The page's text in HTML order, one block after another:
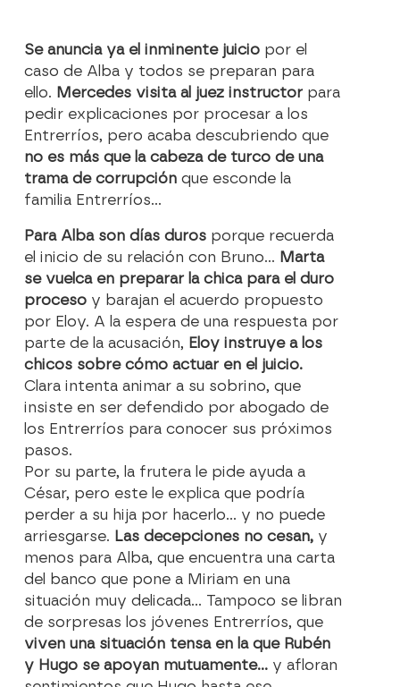
Se anuncia ya el inminente juicio por el
caso de Alba y todos se preparan para
ello. Mercedes visita al juez instructor para
pedir explicaciones por procesar a los
Entrerríos, pero acaba descubriendo que
no es más que la cabeza de turco de una
trama de corrupciónque esconde la
familia Entrerríos…
Para Alba son días duros porque recuerda
el inicio de su relación con Bruno... Marta
se vuelca en preparar la chica para el duro
proceso y barajan el acuerdo propuesto
por Eloy. A la espera de una respuesta por
parte de la acusación, Eloy instruye a los
chicos sobre cómo actuar en el juicio.
Clara intenta animar a su sobrino, que
insiste en ser defendido por abogado de
los Entrerríos para conocer sus próximos
pasos.
Por su parte, la frutera le pide ayuda a
César, pero este le explica que podría
perder a su hija por hacerlo… y no puede
arriesgarse. Las decepciones no cesan, y
menos para Alba, que encuentra una carta
del banco que pone a Miriam en una
situación muy delicada… Tampoco se libran
de sorpresas los jóvenes Entrerríos, que
viven una situación tensa en la que Rubén
y Hugo se apoyan mutuamente… y afloran